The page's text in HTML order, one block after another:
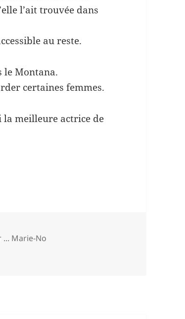
l’ait trouvée dans
au reste.
le Montana.
certaines femmes.
meilleure actrice de
... Marie-No
Reichardt